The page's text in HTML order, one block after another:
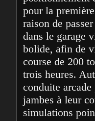
pour la
raison de
dans le garage
bolide, afin de
course de 200
trois heures.
conduite
jambes à leur
simulations